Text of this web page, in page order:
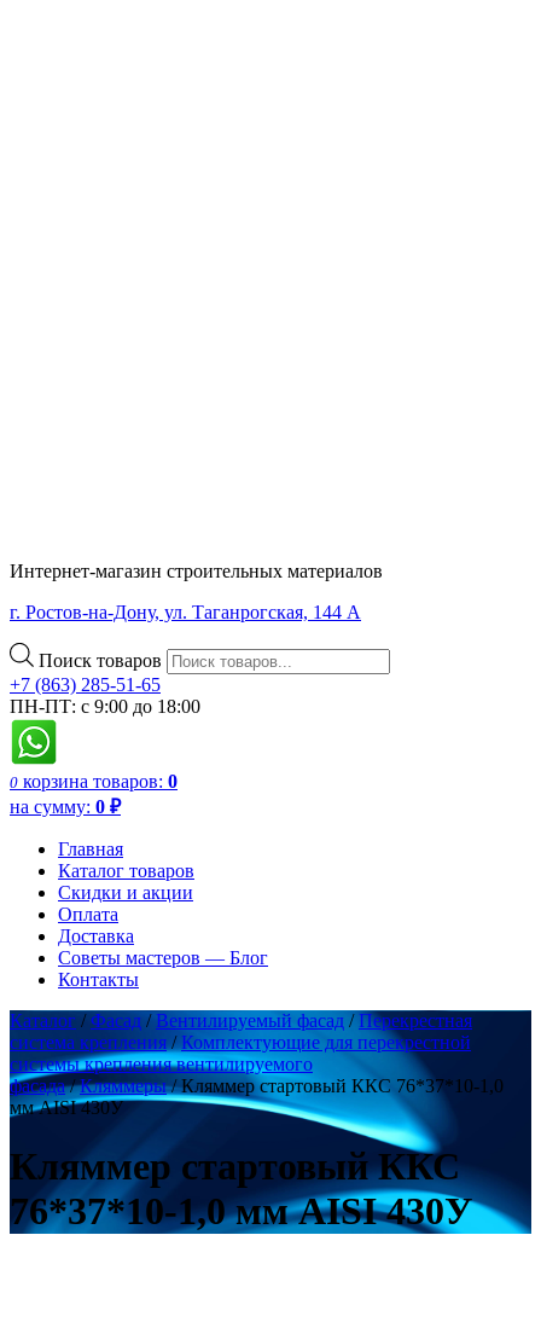
Интернет-магазин строительных материалов
г. Ростов-на-Дону, ул. Таганрогская, 144 А
Поиск товаров
+7 (863) 285-51-65
ПН-ПТ: с 9:00 до 18:00
0 корзина товаров: 0
на сумму: 0 ₽
Главная
Каталог товаров
Скидки и акции
Оплата
Доставка
Советы мастеров — Блог
Контакты
Каталог /Фасад /Вентилируемый фасад /Перекрестная
система крепления /Комплектующие для перекрестной
системы крепления вентилируемого
фасада/Кляммеры/ Кляммер стартовый ККС 76*37*10-1,0
мм AISI 430У
Кляммер стартовый ККС
76*37*10-1,0 мм AISI 430У